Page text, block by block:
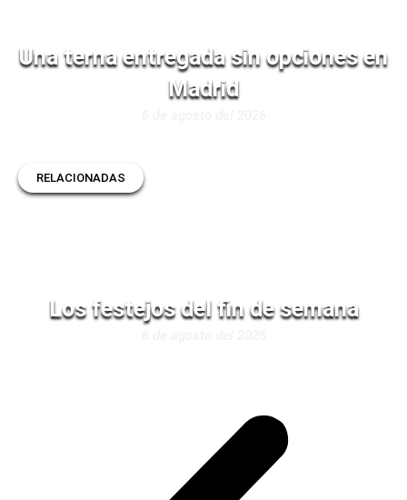
Una terna entregada sin opciones en
Madrid
RELACIONADAS
Los festejos del fin de semana